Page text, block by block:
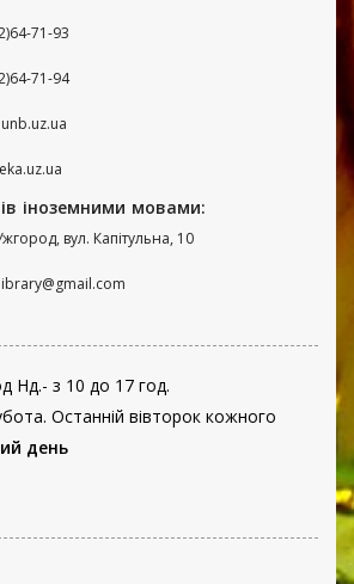
71-93
71-94
іноземними мовами:
вул. Капітульна, 10
Нд.- з 10 до 17 год.
Останній вівторок кожного
день